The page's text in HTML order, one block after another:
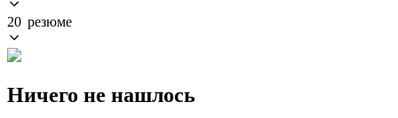
20 резюме
Ничего не нашлось